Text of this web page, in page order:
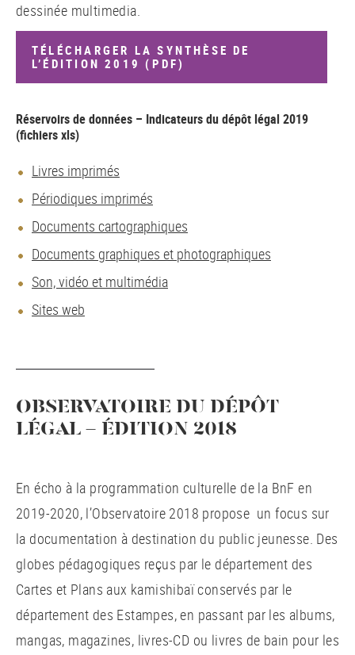
dessinée multimedia.
TÉLÉCHARGER LA SYNTHÈSE DE
L’ÉDITION 2019 (PDF)
Réservoirs de données – Indicateurs du dépôt légal 2019
(fichiers xls)
Livres imprimés
Périodiques imprimés
Documents cartographiques
Documents graphiques et photographiques
Son, vidéo et multimédia
Sites web
OBSERVATOIRE DU DÉPÔT
LÉGAL - ÉDITION 2018
En écho à la programmation culturelle de la BnF en
2019-2020, l’Observatoire 2018 propose un focus sur
la documentation à destination du public jeunesse. Des
globes pédagogiques reçus par le département des
Cartes et Plans aux kamishibaï conservés par le
département des Estampes, en passant par les albums,
mangas, magazines, livres-CD ou livres de bain pour les